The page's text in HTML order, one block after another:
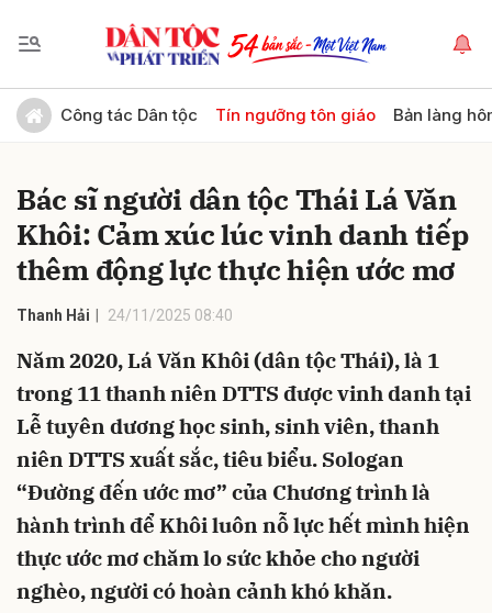
Công tác Dân tộc Tín ngưỡng tôn giáo Bản làng
Bác sĩ người dân tộc Thái Lá Văn
Khôi: Cảm xúc lúc vinh danh tiếp
thêm động lực thực hiện ước mơ
Thanh Hải 24/11/2025 08:40
Năm 2020, Lá Văn Khôi (dân tộc Thái), là 1
trong 11 thanh niên DTTS được vinh danh tại
Lễ tuyên dương học sinh, sinh viên, thanh
niên DTTS xuất sắc, tiêu biểu. Sologan
“Đường đến ước mơ” của Chương trình là
hành trình để Khôi luôn nỗ lực hết mình hiện
thực ước mơ chăm lo sức khỏe cho người
nghèo, người có hoàn cảnh khó khăn.
Gửi bình luận